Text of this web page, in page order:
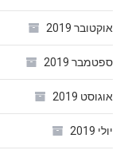
אוקטובר 2019
ספטמבר 2019
אוגוסט 2019
יולי 2019